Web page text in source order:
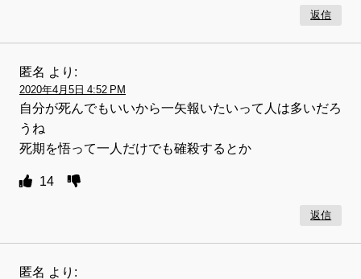
返信
匿名 より:
2020年4月5日 4:52 PM
自分が死んでもいいから一矢報いたいって人は多いだろ
うね
死期を悟って一人だけでも確殺するとか
14
返信
匿名 より: